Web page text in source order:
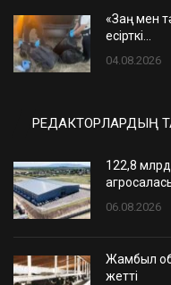
«Заң мен
есірткі…
04.08.2026
РЕДАКТОРЛАРДЫҢ
122,8
06.08.2026
Жамбыл
жетті